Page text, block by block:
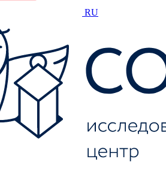
RU